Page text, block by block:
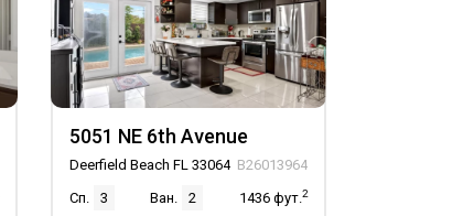
5051 NE 6th Avenue
Deerfield Beach FL 33064 B26013964
Сп.
3 Ван. 2 1436 фут.2